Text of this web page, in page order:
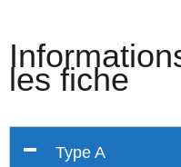
les fiche
Type A